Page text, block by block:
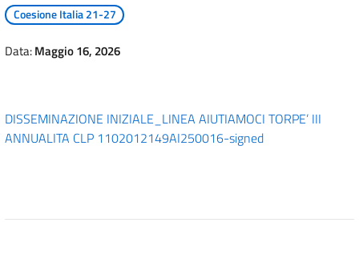
Coesione Italia 21-27
Data:Maggio 16, 2026
DISSEMINAZIONE INIZIALE_LINEA AIUTIAMOCI TORPE’ III
ANNUALITA CLP 1102012149AI250016-signed